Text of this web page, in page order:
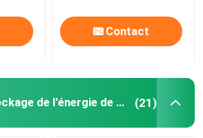
Contact
Système de stockage de l'énergie de batterie (21)